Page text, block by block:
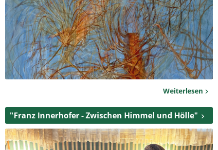
Weiterlesen
"Franz Innerhofer - Zwischen Himmel und Hölle"